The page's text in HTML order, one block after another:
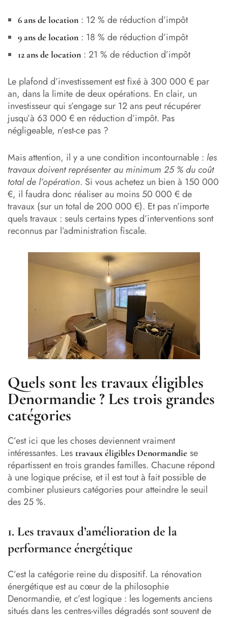
6 ans de location: 12 % de réduction d’impôt
9 ans de location: 18 % de réduction d’impôt
12 ans de location: 21 % de réduction d’impôt
Le plafond d’investissement est fixé à 300 000 € par
an, dans la limite de deux opérations. En clair, un
investisseur qui s’engage sur 12 ans peut récupérer
jusqu’à 63 000 € en réduction d’impôt. Pas
négligeable, n’est-ce pas ?
Mais attention, il y a une condition incontournable : les
travaux doivent représenter au minimum 25 % du coût
total de l’opération. Si vous achetez un bien à 150 000
€, il faudra donc réaliser au moins 50 000 € de
travaux (sur un total de 200 000 €). Et pas n’importe
quels travaux : seuls certains types d’interventions sont
reconnus par l’administration fiscale.
Quels sont les travaux éligibles
Denormandie ? Les trois grandes
catégories
C’est ici que les choses deviennent vraiment
intéressantes. Les travaux éligibles Denormandie se
répartissent en trois grandes familles. Chacune répond
à une logique précise, et il est tout à fait possible de
combiner plusieurs catégories pour atteindre le seuil
des 25 %.
1. Les travaux d’amélioration de la
performance énergétique
C’est la catégorie reine du dispositif. La rénovation
énergétique est au cœur de la philosophie
Denormandie, et c’est logique : les logements anciens
situés dans les centres-villes dégradés sont souvent de